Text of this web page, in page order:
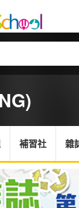
補習社 雜